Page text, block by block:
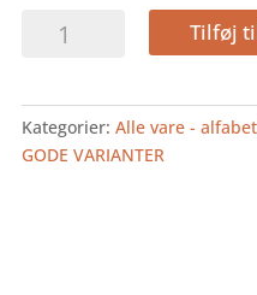
ØSTRIG
I
PAPIR
antal
Tilføj
Kategorier:Alle vare -
GODE VARIANTER